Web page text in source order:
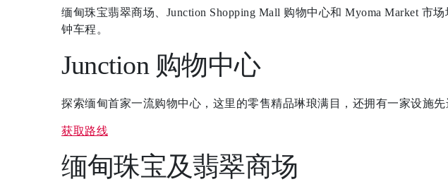
优惠
享受
庆祝与会议
缅甸珠宝翡翠商场、Junction Shopping Mall 购物中心和 Myoma Market
钟车程。
Junction 购物中心
探索缅甸首家一流购物中心，这里的零售精品琳琅满目，还拥有一家设施先
获取路线
缅甸珠宝及翡翠商场